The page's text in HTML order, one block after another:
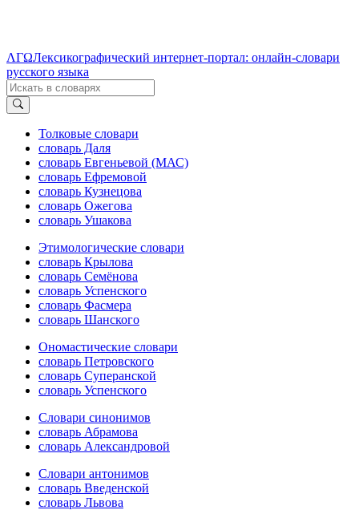
ΛΓΩЛексикографический интернет-портал: онлайн-словари
русского языка
Толковые словари
словарь Даля
словарь Евгеньевой (МАС)
словарь Ефремовой
словарь Кузнецова
словарь Ожегова
словарь Ушакова
Этимологические словари
словарь Крылова
словарь Семёнова
словарь Успенского
словарь Фасмера
словарь Шанского
Ономастические словари
словарь Петровского
словарь Суперанской
словарь Успенского
Словари синонимов
словарь Абрамова
словарь Александровой
Словари антонимов
словарь Введенской
словарь Львова